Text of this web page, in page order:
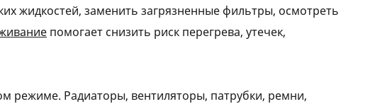
жидкостей, заменить загрязненные фильтры, осмотреть
помогает снизить риск перегрева, утечек,
режиме. Радиаторы, вентиляторы, патрубки, ремни,